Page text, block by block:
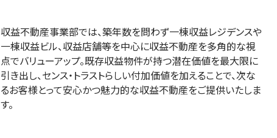
収益不動産事業部では、築年数を問わず一棟収益レジデンスや
一棟収益ビル、収益店舗等を中⼼に収益不動産を多⾓的な視
点でバリューアップ。既存収益物件が持つ潜在価値を最⼤限に
引き出し、センス・トラストらしい付加価値を加えることで、次な
るお客様とって安心かつ魅力的な収益不動産をご提供いたしま
す。